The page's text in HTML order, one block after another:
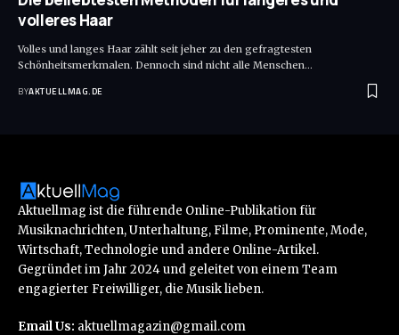
volleres Haar
Volles und langes Haar zählt seit jeher zu den gefragtesten
Schönheitsmerkmalen. Dennoch sind nicht alle Menschen…
BYAKTUELLMAG.DE
Aktuellmag ist die führende Online-Publikation für
Musiknachrichten, Unterhaltung, Filme, Prominente, Mode,
Wirtschaft, Technologie und andere Online-Artikel.
Gegründet im Jahr 2024 und geleitet von einem Team
engagierter Freiwilliger, die Musik lieben.
Email Us: aktuellmagazin@gmail.com